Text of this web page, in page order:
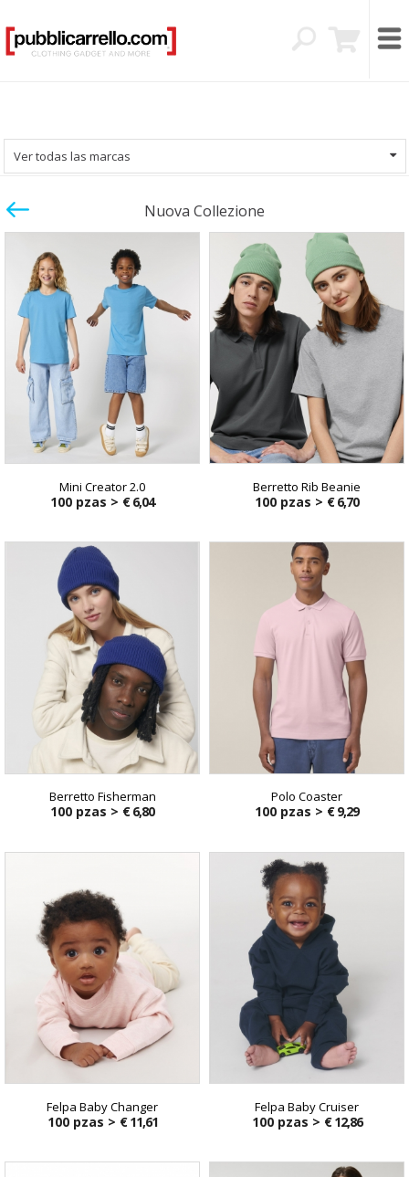
Ver todas las marcas
Nuova Collezione
Mini Creator 2.0
100 pzas > € 6,04
Berretto Rib Beanie
100 pzas > € 6,70
Berretto Fisherman
100 pzas > € 6,80
Polo Coaster
100 pzas > € 9,29
Felpa Baby Changer
100 pzas > € 11,61
Felpa Baby Cruiser
100 pzas > € 12,86